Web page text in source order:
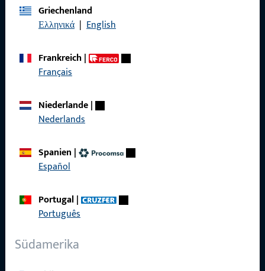
Griechenland
Ελληνικά | English
Frankreich|
Français
Niederlande|
Nederlands
Spanien |
Español
Portugal|
Português
Südamerika
Kontakt
ProPoint-Serviceportal
Social Media